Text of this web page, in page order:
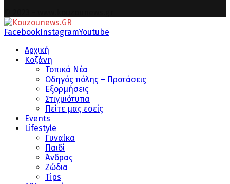
FacebookInstagramYoutube
Αρχική
Κοζάνη
Τοπικά Νέα
Οδηγός πόλης – Προτάσεις
Εξορμήσεις
Στιγμιότυπα
Πείτε μας εσείς
Events
Lifestyle
Γυναίκα
Παιδί
Άνδρας
Ζώδια
Tips